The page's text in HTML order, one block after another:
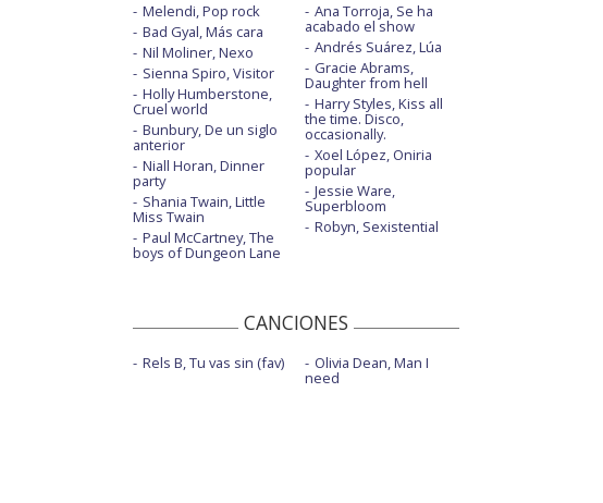
Melendi, Pop rock
Bad Gyal, Más cara
Nil Moliner, Nexo
Sienna Spiro, Visitor
Holly Humberstone,
Cruel world
Bunbury, De un siglo
anterior
Niall Horan, Dinner
party
Shania Twain, Little
Miss Twain
Paul McCartney, The
boys of Dungeon Lane
Ana Torroja, Se ha
acabado el show
Andrés Suárez, Lúa
Gracie Abrams,
Daughter from hell
Harry Styles, Kiss all
the time. Disco,
occasionally.
Xoel López, Oniria
popular
Jessie Ware,
Superbloom
Robyn, Sexistential
CANCIONES
Rels B, Tu vas sin (fav) Olivia Dean, Man I
need